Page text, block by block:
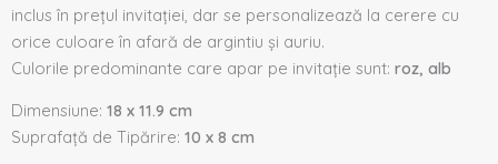
inclus în prețul invitației, dar se personalizează la cerere cu
orice culoare în afară de argintiu și auriu.
Culorile predominante care apar pe invitație sunt: roz, alb
Dimensiune: 18 x 11.9 cm
Suprafață de Tipărire: 10 x 8 cm